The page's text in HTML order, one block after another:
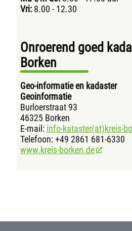
Vri: 8.00 - 12.30
Onroerend goed
Borken
Geo-informatie en kadaster
Geoinformatie
Burloerstraat 93
46325 Borken
E-mail: info-kataster(at)kreis-
Telefoon: +49 2861 681-6330
www.kreis-borken.de